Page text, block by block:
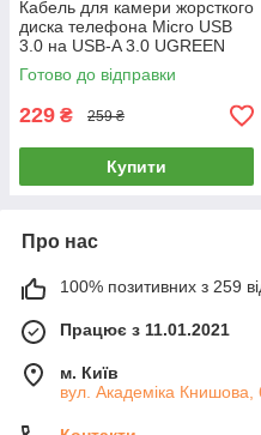
Кабель для камери жорсткого
диска телефона Micro USB
3.0 на USB-A 3.0 UGREEN
US130 1м (чорний)
Готово до відправки
229 ₴ 259 ₴
Купити
Про нас
100% позитивних з 259
Працює з 11.01.2021
м. Київ
вул. Академіка Книшовa,